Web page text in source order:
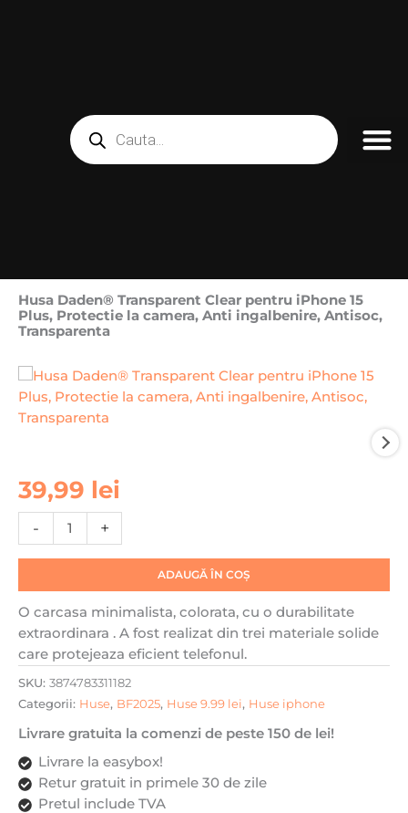
Products
search
Husa Daden® Transparent Clear pentru iPhone 15
Plus, Protectie la camera, Anti ingalbenire, Antisoc,
Transparenta
39,99 lei
-
Cantitate
Husa
Daden®
Transparent
Clear
iPhone
Protectie
la
camera,
Anti
Antisoc,
Transparenta
+
ADAUGĂ ÎN COȘ
O carcasa minimalista, colorata, cu o durabilitate
extraordinara . A fost realizat din trei materiale solide
care protejeaza eficient telefonul.
SKU: 3874783311182
Categorii: Huse, BF2025, Huse 9.99 lei, Huse iphone
Livrare gratuita la comenzi de peste 150 de lei!
Livrare la easybox!
Retur gratuit in primele 30 de zile
Pretul include TVA